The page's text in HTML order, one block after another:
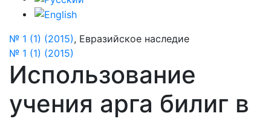
№ 1 (1) (2015), Евразийское наследие
№ 1 (1) (2015)
Использование
учения арга билиг в